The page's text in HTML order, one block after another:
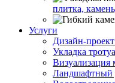
плитка,
Услуги
Дизайн-
Укладка
Визуализация
Ландшафтный